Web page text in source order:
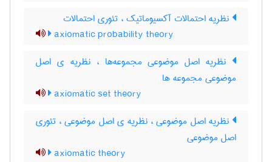
نظریه احتمالات آکسیوماتیک ، تئوری احتمالات
axiomatic probability theory
نظریه اصل موضوعی مجموعه‌ها ، نظریه ی اصل
موضوعی مجموعه ها
axiomatic set theory
نظریه اصل موضوعی ، نظریه ی اصل موضوعی ، تئوری
اصل موضوعی
axiomatic theory